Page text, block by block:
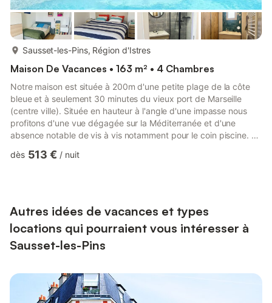
Sausset-les-Pins, Région d'Istres
Maison De Vacances • 163 m² • 4 Chambres
Notre maison est située à 200m d'une petite plage de la côte
bleue et à seulement 30 minutes du vieux port de Marseille
(centre ville). Située en hauteur à l'angle d'une impasse nous
profitons d'une vue dégagée sur la Méditerranée et d'une
absence notable de vis à vis notamment pour le coin piscine. Au
manger, une cuisine ouverte avec tout le confort
grande baie ...
dès 513 € / nuit
Autres idées de vacances et types
locations qui pourraient vous intéresser à
Sausset-les-Pins